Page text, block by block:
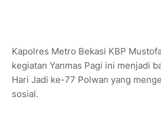
Kapolres Metro Bekasi KBP
kegiatan Yanmas Pagi ini menjadi
Hari Jadi ke-77 Polwan yang
sosial.